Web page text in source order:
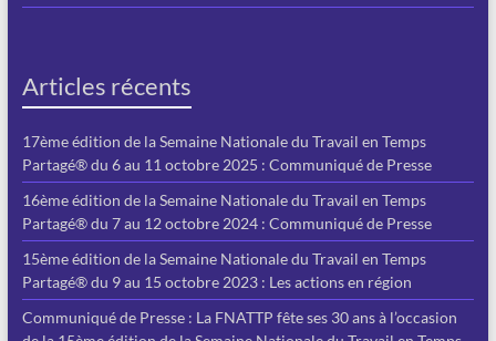
Articles récents
17ème édition de la Semaine Nationale du Travail en Temps
Partagé® du 6 au 11 octobre 2025 : Communiqué de Presse
16ème édition de la Semaine Nationale du Travail en Temps
Partagé® du 7 au 12 octobre 2024 : Communiqué de Presse
15ème édition de la Semaine Nationale du Travail en Temps
Partagé® du 9 au 15 octobre 2023 : Les actions en région
Communiqué de Presse : La FNATTP fête ses 30 ans à l’occasion